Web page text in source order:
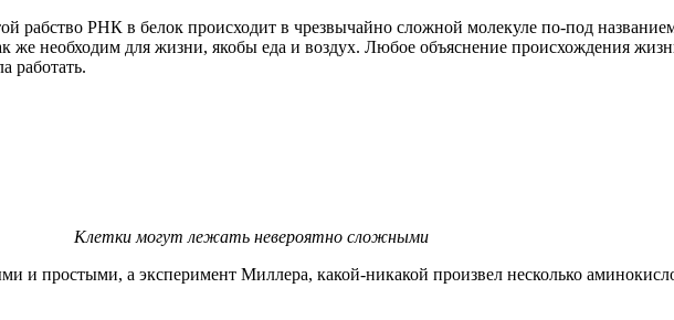
рабство РНК в белок происходит в чрезвычайно сложной молекуле по-под
необходим для жизни, якобы еда и воздух. Любое объяснение происхождения
работать.
Клетки могут лежать невероятно сложными
и простыми, а эксперимент Миллера, какой-никакой произвел несколько